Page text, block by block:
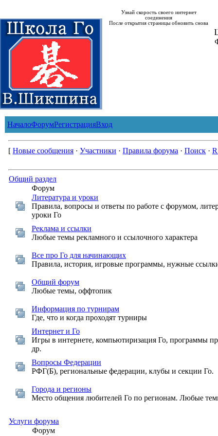
Узнай скорость своего интернет
соединения
После открытия страницы обновить снова
НачалоФорумРегистрацияВход
[ Новые сообщения · Участники · Правила форума · Поиск ·
Общий раздел
Форум
Литература и уроки
Правила, вопросы и ответы по работе с форумом,
уроки Го
Реклама и ссылки
Любые темы рекламного и ссылочного характера
Все про Го для начинающих
Правила, история, игровые программы, нужные
Общий форум
Любые темы, оффтопик
Информация по турнирам
Где, что и когда проходят турниры
Интернет и Го
Игры в интернете, компьютиризация Го, программы
др.
Вопросы Федерации
РФГ(Б), региональные федерации, клубы и секции Го.
Города и регионы
Место общения любителей Го по регионам. Любые
Услуги форума
Форум